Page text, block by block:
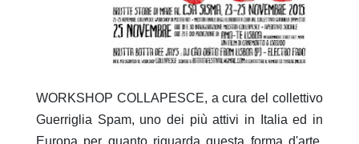
WORKSHOP COLLAPESCE, a cura del collettivo
Guerriglia Spam, uno dei più attivi in Italia ed in
Europa per quanto riguarda questa forma d'arte,